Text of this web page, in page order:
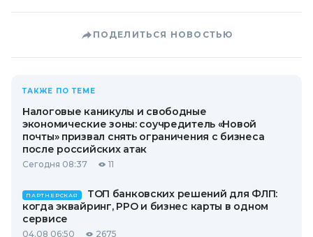
ПОДЕЛИТЬСЯ НОВОСТЬЮ
ТАКЖЕ ПО ТЕМЕ
Налоговые каникулы и свободные
экономические зоны: соучредитель «Новой
почты» призвал снять ограничения с бизнеса
после российских атак
Сегодня 08:37 11
ПАРТНЕРСКАЯ
ТОП банковских решений для ФЛП:
когда эквайринг, РРО и бизнес карты в одном
сервисе
04.08 06:50 2675